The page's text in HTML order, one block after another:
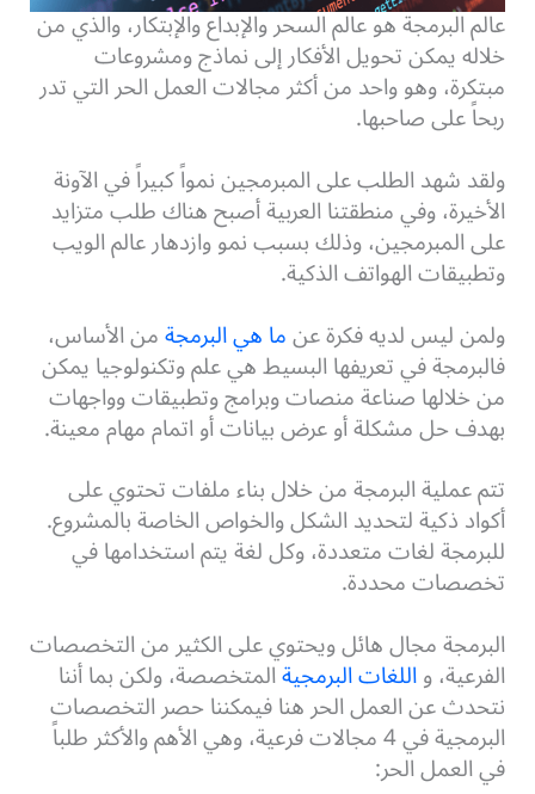
عالم البرمجة هو عالم السحر والإبداع والإبتكار، والذي من
خلاله يمكن تحويل الأفكار إلى نماذج ومشروعات
مبتكرة، وهو واحد من أكثر مجالات العمل الحر التي تدر
ربحاً على صاحبها.
ولقد شهد الطلب على المبرمجين نمواً كبيراً في الآونة
الأخيرة، وفي منطقتنا العربية أصبح هناك طلب متزايد
على المبرمجين، وذلك بسبب نمو وازدهار عالم الويب
وتطبيقات الهواتف الذكية.
ولمن ليس لديه فكرة عنما هي البرمجةمن الأساس،
فالبرمجة في تعريفها البسيط هي علم وتكنولوجيا يمكن
من خلالها صناعة منصات وبرامج وتطبيقات وواجهات
بهدف حل مشكلة أو عرض بيانات أو اتمام مهام معينة.
تتم عملية البرمجة من خلال بناء ملفات تحتوي على
أكواد ذكية لتحديد الشكل والخواص الخاصة بالمشروع.
للبرمجة لغات متعددة، وكل لغة يتم استخدامها في
تخصصات محددة.
البرمجة مجال هائل ويحتوي على الكثير من التخصصات
الفرعية، واللغات البرمجيةالمتخصصة، ولكن بما أننا
نتحدث عن العمل الحر هنا فيمكننا حصر التخصصات
البرمجية في 4 مجالات فرعية، وهي الأهم والأكثر طلباً
في العمل الحر: